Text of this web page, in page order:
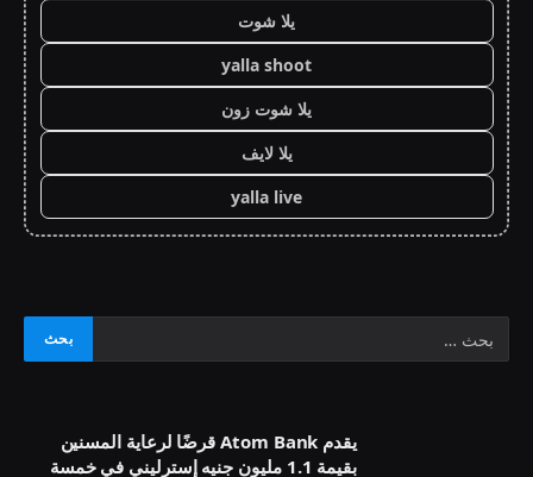
يلا شوت
yalla shoot
يلا شوت زون
يلا لايف
yalla live
يقدم Atom Bank قرضًا لرعاية المسنين
بقيمة 1.1 مليون جنيه إسترليني في خمسة